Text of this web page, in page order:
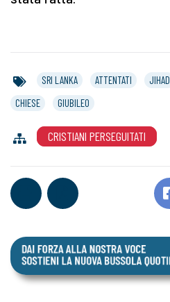
SRI LANKA ATTENTATI JIHAD
CHIESE
GIUBILEO
CRISTIANI PERSEGUITATI